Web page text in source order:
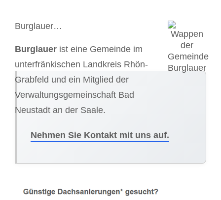
Burglauer…
Burglauer ist eine Gemeinde im
unterfränkischen Landkreis Rhön-
Grabfeld und ein Mitglied der
Verwaltungsgemeinschaft Bad
Neustadt an der Saale.
Nehmen Sie Kontakt mit uns auf.